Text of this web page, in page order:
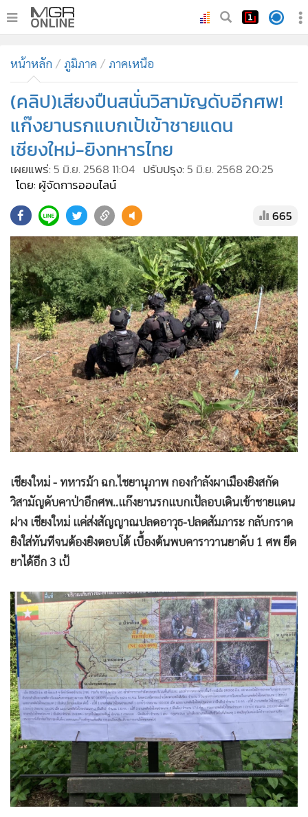
ทันเหตุการณ์
• ภาคใต้
ภูมิภาค
Online Section
• บันเทิง
ผู้จัดการรายวัน
• ละคร
• CbizReview
• Cyber BIZ
• ผู้จัดกวน
• Good health & Well-being
• Green Innovation & SD
• Management & HR
• MGR Live
• Infographic
• การเมือง
• ท่องเที่ยว
• กีฬา
• ต่างประเทศ
• Special Scoop
• เศรษฐกิจ-ธุรกิจ
• จีน
• ชุมชน-คุณภาพชีวิต
• Motoring
• เกม
• วิทยาศาสตร์
• SMEs
• หุ้น
• อินโดจีน
• กองทุนรวม
• Celeb Online
• Factcheck
• ญี่ปุ่น
หน้าหลัก ภูมิภาค ภาคเหนือ
(คลิป)เสียงปืนสนั่นวิสามัญดับอีกศพ!
แก๊งยานรกแบกเป้เข้าชายแดน
เชียงใหม่-ยิงทหารไทย
เผยแพร่:5 มิ.ย. 2568 11:04 ปรับปรุง:5 มิ.ย. 2568 20:25
โดย: ผู้จัดการออนไลน์
665
เชียงใหม่ - ทหารม้า ฉก.ไชยานุภาพ กองกำลังผาเมืองยิงสกัด
วิสามัญดับคาป่าอีกศพ..แก๊งยานรกแบกเป้ลอบเดินเข้าชายแดน
ฝาง เชียงใหม่ แค่ส่งสัญญาณปลดอาวุธ-ปลดสัมภาระ กลับกราด
ยิงใส่ทันทีจนต้องยิงตอบโต้ เบื้องต้นพบคาราวานยาดับ 1 ศพ ยึด
ยาได้อีก 3 เป้